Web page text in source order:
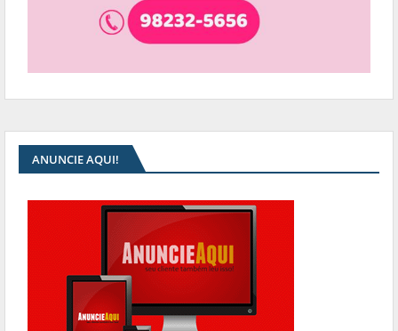
ANUNCIE AQUI!